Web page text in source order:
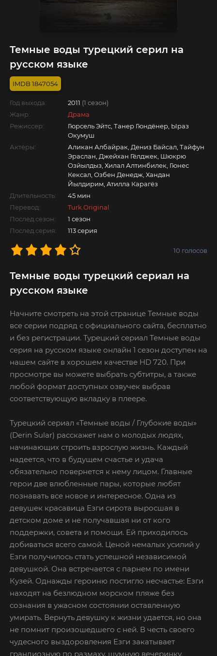
Темные воды турецкий серил на
русском языке
1847054
Год выхода: 2011 (1 сезон)
Жанр:
Драма
Режиссер:
Гюрсель Эйтс, Танер Гюндёнер, Ыраз
Окумуш
Актёры:
Аликан Албайрак, Дениз Байсал, Тайфун
Эраслан, Джейхан Гёлджек, Шюкрю
Озйылдыз, Хилал Алтинбилек, Гюнес
Кексал, Озбен Денедж, Хандан
Йылдирим, Атилла Карагёз
Длительность:
45 мин
Перевод:
Turk.Original
Послед.сезон:
1 сезон
Послед.серия:
113 серия
10 голосов
Темные воды турецкий сериал на
русском языке
Начните смотреть на этой странице Темные воды
все серии подряд с официального сайта, бесплатно
и без регистрации. Турецкий сериал Темные воды
серия на русском языке онлайн 1 сезон доступен на
нашем сайте в хорошем качестве HD 720. При
просмотре вы можете выбрать субтитры, а также
любой формат доступных озвучек выбрав
соответствующую вкладку в плеере.
Турецкий сериал «Темные воды / Глубокие воды»
(Derin Sular) расскажет нам о молодых людях,
начинающих строить взрослую жизнь. Каждый
надеется, что в будущем счастье и удача
обязательно повернется к нему лицом. Главные
герои две влюбленные пары, которые любят
познавать все новое и интересное. Одна из
девушек красавица Езги сирота выросшая в
детском доме и не получавшая ни от кого
поддержки, совета и помощи. Ей приходилось
добиваться всего самой. Ценой немалых усилий у
Езги получилось стать успешной независимой
девушкой. Она встречается с парнем по имени
Кузей. Однажды героиню постигло несчастье: Езги
находят на безлюдном морском пляже без
сознания в ужасном состоянии оставленную
умирать. Вернуть девушку к жизни удается, но она
не помнит произошедшего с ней. В честь своего
чудесного выздоровления Езги закатывает
грандиозную по размаху, шумную вечеринку.